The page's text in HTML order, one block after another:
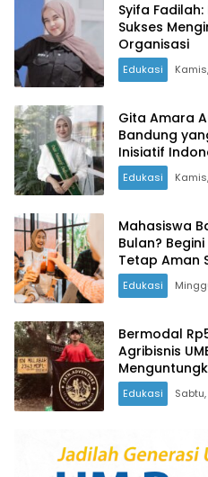
Syifa
Sukses
Organisasi
Edukasi
Gita Amara
Bandung
Inisiatif
Edukasi
Mahasiswa
Bulan?
Tetap Aman
Edukasi
Bermodal
Agribisnis
Edukasi